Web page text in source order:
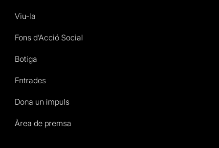
Viu-la
Fons d’Acció Social
Botiga
Entrades
Dona un impuls
Àrea de premsa